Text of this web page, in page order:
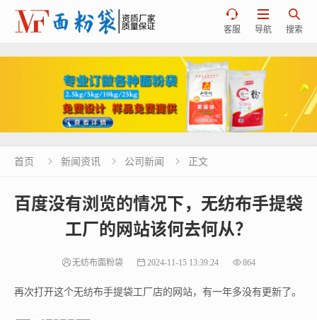

搜索

导航

客服
首页  新闻资讯  公司新闻  正文
百度没有浏览的情况下，无纺布手提袋
工厂的网站该何去何从？
无纺布面粉袋 2024-11-15 13:39:24 864
再次打开这个无纺布手提袋工厂店的网站，有一年多没有更新了。